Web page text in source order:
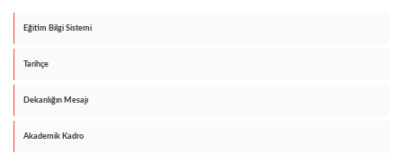
Eğitim Bilgi Sistemi
Tarihçe
Dekanlığın Mesajı
Akademik Kadro